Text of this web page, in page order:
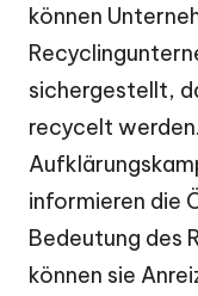
können
sichergestellt,
recycelt
informieren die
Bedeutung des
können sie